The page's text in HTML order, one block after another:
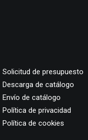
Solicitud de presupuesto
Descarga de catálogo
Envío de catálogo
Política de privacidad
Política de cookies